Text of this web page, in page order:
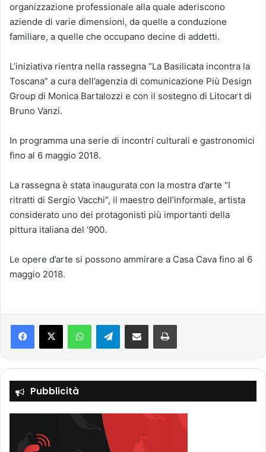
organizzazione professionale alla quale aderiscono
aziende di varie dimensioni, da quelle a conduzione
familiare, a quelle che occupano decine di addetti.
L’iniziativa rientra nella rassegna “La Basilicata incontra la
Toscana” a cura dell’agenzia di comunicazione Più Design
Group di Monica Bartalozzi e con il sostegno di Litocart di
Bruno Vanzi.
In programma una serie di incontri culturali e gastronomici
fino al 6 maggio 2018.
La rassegna è stata inaugurata con la mostra d’arte “I
ritratti di Sergio Vacchi”, il maestro dell’informale, artista
considerato uno dei protagonisti più importanti della
pittura italiana del ‘900.
Le opere d’arte si possono ammirare a Casa Cava fino al 6
maggio 2018.
Telegram
Pubblicità